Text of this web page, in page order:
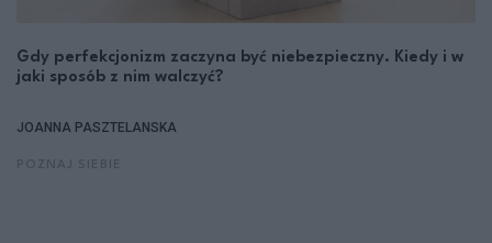
Gdy perfekcjonizm zaczyna być niebezpieczny. Kiedy i w
jaki sposób z nim walczyć?
JOANNA PASZTELANSKA